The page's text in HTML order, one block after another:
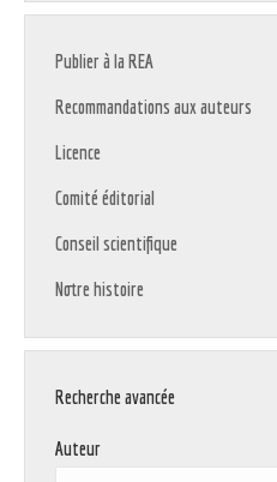
Publier à la REA
Recommandations aux auteurs
Licence
Comité éditorial
Conseil scientifique
Notre histoire
Recherche avancée
Auteur